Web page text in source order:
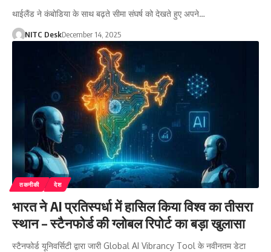
थाईलैंड ने कंबोडिया के साथ बढ़ते सीमा संघर्ष को देखते हुए अपने…
NITC DeskDecember 14, 2025
तकनीकी देश
भारत ने AI प्रतिस्पर्धा में हासिल किया विश्व का तीसरा
स्थान – स्टैनफोर्ड की ग्लोबल रिपोर्ट का बड़ा खुलासा
स्टैनफोर्ड यूनिवर्सिटी द्वारा जारी Global AI Vibrancy Tool के नवीनतम डेटा